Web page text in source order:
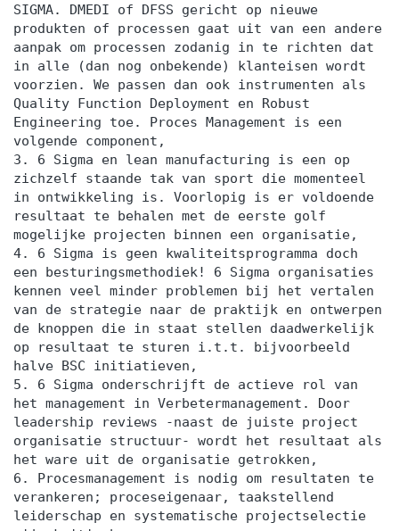
SIGMA. DMEDI of DFSS gericht op nieuwe
produkten of processen gaat uit van een andere
aanpak om processen zodanig in te richten dat
in alle (dan nog onbekende) klanteisen wordt
voorzien. We passen dan ook instrumenten als
Quality Function Deployment en Robust
Engineering toe. Proces Management is een
volgende component,
3. 6 Sigma en lean manufacturing is een op
zichzelf staande tak van sport die momenteel
in ontwikkeling is. Voorlopig is er voldoende
resultaat te behalen met de eerste golf
mogelijke projecten binnen een organisatie,
4. 6 Sigma is geen kwaliteitsprogramma doch
een besturingsmethodiek! 6 Sigma organisaties
kennen veel minder problemen bij het vertalen
van de strategie naar de praktijk en ontwerpen
de knoppen die in staat stellen daadwerkelijk
op resultaat te sturen i.t.t. bijvoorbeeld
halve BSC initiatieven,
5. 6 Sigma onderschrijft de actieve rol van
het management in Verbetermanagement. Door
leadership reviews -naast de juiste project
organisatie structuur- wordt het resultaat als
het ware uit de organisatie getrokken,
6. Procesmanagement is nodig om resultaten te
verankeren; proceseigenaar, taakstellend
leiderschap en systematische projectselectie